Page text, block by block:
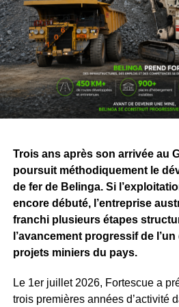
départs de navires minéraliers.
d’opérations « The Hive »
activités minières, ferroviaires et
données en temps réel et aux
Le groupe transporte ainsi plus
tonnes de minerai chaque année
000 personnes, a réalisé des
de tonnes de minerai à travers
Pour le Gabon, cette visite va
découverte d’installations
mieux mesurer ce que
développement de Belinga,
d’exploration par Fortescue
Derrière les chiffres et les
surtout les emplois, la formation
Trois ans après son arrivée au
poursuit méthodiquement le
de fer de Belinga. Si
encore débuté, l’entreprise
franchi plusieurs étapes
l’avancement progressif de
projets miniers du pays.
Le 1er juillet 2026, Fortescue a
trois premières années d’activité